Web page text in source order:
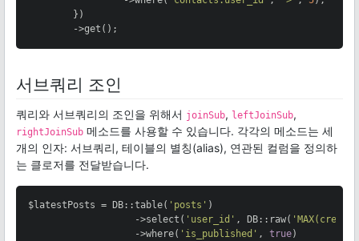
        })
        ->get();
서브쿼리 조인
쿼리와 서브쿼리의 조인을 위해서 joinSub, leftJoinSub,
rightJoinSub 메소드를 사용할 수 있습니다. 각각의 메소드는 세
개의 인자: 서브쿼리, 테이블의 별칭(alias), 연관된 컬럼을 정의하
는 클로저를 전달받습니다.
$latestPosts = DB::table( 'posts' )
                   ->select(
'user_id' , DB::raw(
                   ->where(
'is_published' , true)